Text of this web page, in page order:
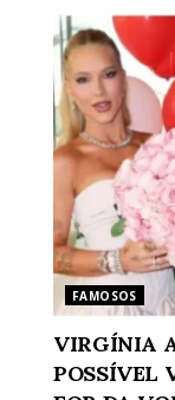
FAMOSOS
VIRGÍNIA
POSSÍVEL